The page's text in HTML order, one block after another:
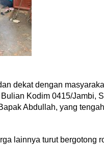
dekat dengan
Kodim 0415/Jambi,
Abdullah, yang
lainnya turut bergotong